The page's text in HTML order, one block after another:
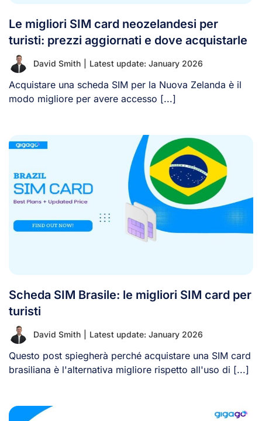
Le migliori SIM card neozelandesi per
turisti: prezzi aggiornati e dove acquistarle
David Smith Latest update: January 2026
Acquistare una scheda SIM per la Nuova Zelanda è il
modo migliore per avere accesso [...]
Scheda SIM Brasile: le migliori SIM card per
turisti
David Smith Latest update: January 2026
Questo post spiegherà perché acquistare una SIM card
brasiliana è l'alternativa migliore rispetto all'uso di [...]